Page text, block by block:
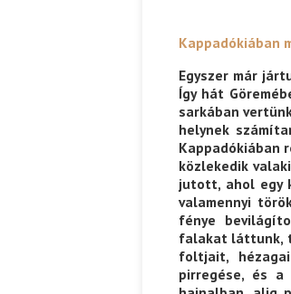
Kappadókiában
Egyszer már
Így hát
sarkában
helynek
Kappadókiában
közlekedik
jutott, ahol egy
valamennyi
fénye
falakat láttunk,
foltjait,
pirregése, és